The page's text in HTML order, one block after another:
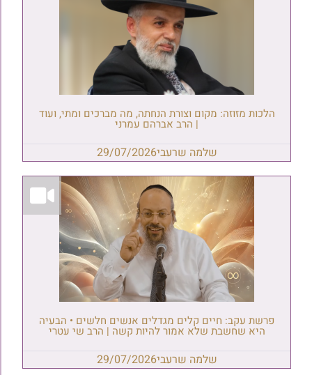
הלכות מזוזה: מקום וצורת הנחתה, מה מברכים ומתי, ועוד
| הרב אברהם עמרני
שלמה שרעבי29/07/2026
פרשת עקב: חיים קלים מגדלים אנשים חלשים • הבעיה
היא שחשבת שלא אמור להיות קשה | הרב שי עטרי
שלמה שרעבי29/07/2026